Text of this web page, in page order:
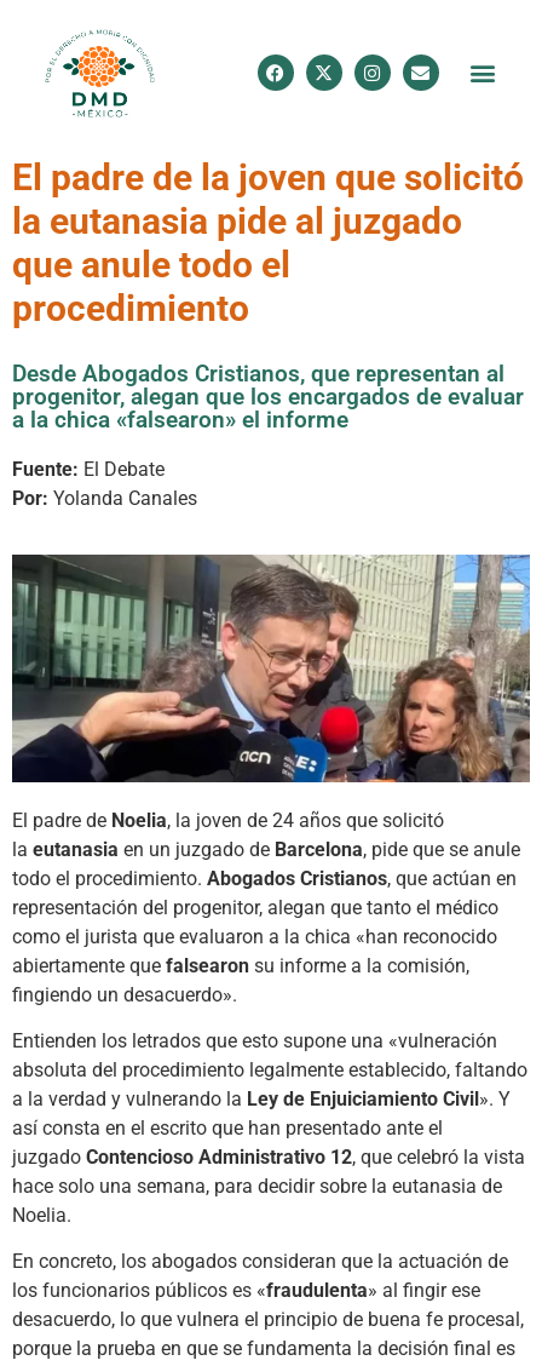
El padre de la joven que solicitó
la eutanasia pide al juzgado
que anule todo el
procedimiento
Desde Abogados Cristianos, que representan al
progenitor, alegan que los encargados de evaluar
a la chica «falsearon» el informe
Fuente: El Debate
Por: Yolanda Canales
El padre de Noelia, la joven de 24 años que solicitó
la eutanasia en un juzgado de Barcelona, pide que se anule
todo el procedimiento. Abogados Cristianos, que actúan en
representación del progenitor, alegan que tanto el médico
como el jurista que evaluaron a la chica «han reconocido
abiertamente que falsearon su informe a la comisión,
fingiendo un desacuerdo».
Entienden los letrados que esto supone una «vulneración
absoluta del procedimiento legalmente establecido, faltando
a la verdad y vulnerando la Ley de Enjuiciamiento Civil». Y
así consta en el escrito que han presentado ante el
juzgado Contencioso Administrativo 12, que celebró la vista
hace solo una semana, para decidir sobre la eutanasia de
Noelia.
En concreto, los abogados consideran que la actuación de
los funcionarios públicos es «fraudulenta» al fingir ese
desacuerdo, lo que vulnera el principio de buena fe procesal,
porque la prueba en que se fundamenta la decisión final es